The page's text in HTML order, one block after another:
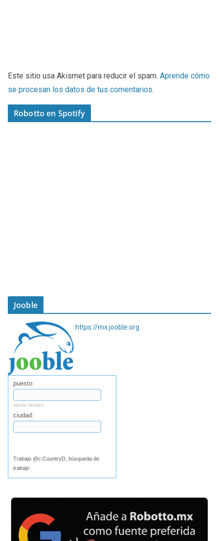
Este sitio usa Akismet para reducir el spam. Aprende cómo
se procesan los datos de tus comentarios.
Robotto en Spotify
Jooble
https://mx.jooble.org
puesto:
medio tiempo
ciudad:
Trabajo @c:CountryD, búsqueda de
trabajo